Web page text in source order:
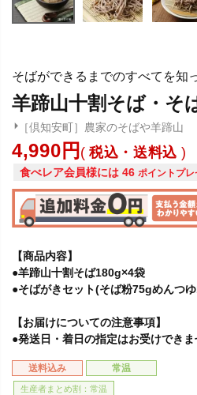
そばができるまでのすべてを知
羊蹄山十割そば・そ
［倶知安町］農家のそばや羊蹄山
4,990 税込・送料込
食べレア会員様には 46 ポイントプレ
【商品内容】
●羊蹄山十割そば180g×4袋
●そばがきセット(そば粉75gめんつ
【お届けについての注意事項】
●発送日・着日の指定はお受けできま
送料込み 常温
生産者まとめ割：常温